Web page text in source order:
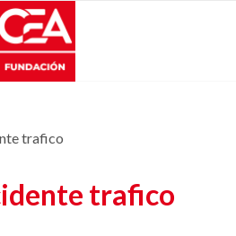
trafico
trafico